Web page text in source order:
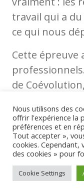
travail qui a
ce qui nous
Cette épreuve
de
quotidien.
personnes en
d’outils
aujourd’hui
profonde.
Nous utilisons des
offrir l'expérience la
préférences et en
Tout accepter »,
cookies. Cependant,
des cookies » pour
Cookie Settings